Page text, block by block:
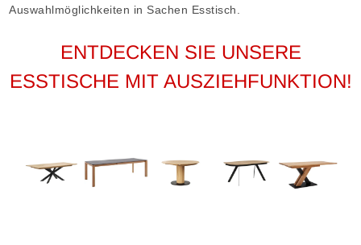
Auswahlmöglichkeiten in Sachen Esstisch.
ENTDECKEN SIE UNSERE
ESSTISCHE MIT AUSZIEHFUNKTION!